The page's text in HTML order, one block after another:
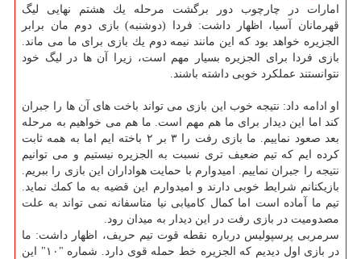
امارات در چارچوب دور برگشت مرحله یك هشتم نهایی لیگ
قهرمانان آسیا، اظهار داشت: فردا (دوشنبه) بازی دوم مان برابر
الجزیره خواهد بود كه این مانند نیمه دوم یك بازی برای ما می ماند.
بازی فردا برای الجزیره بسیار مهم است، زیرا آن ها در لیگ خود
نتوانستند عملكرد خوبی داشته باشند.
او ادامه داد: نتیجه خوب این بازی می تواند باخت های آن ها را جبران
كند اما این دیدار برای ما هم مهم است. ما هم می خواهیم به مرحله
بعد صعود نماییم. ما بازی رفت را ۳ بر ۲ باخته ایم اما به همه ثابت
كرده ایم كه تیم ضعیف تری نسبت به الجزیره نیستیم و می توانیم
نتیجه را جبران نماییم. امیدوارم با حمایت هواداران این بازی را ببریم.
بازیكنانم شرایط خوبی دارند و امیدوارم این قضیه به ما كمك نماید.
تیم ما آماده است اما كمال كامیابی نیا متاسفانه نمی تواند به علت
مصدومیت در بازی رفت در این دیدار به میدان رود.
سرمربی پرسپولیس درباره نقطه قوت تیم حریف، اظهار داشت: ما
در بازی اول دیدیم كه الجزیره خط حمله قوی دارد. شماره "۱۰" این